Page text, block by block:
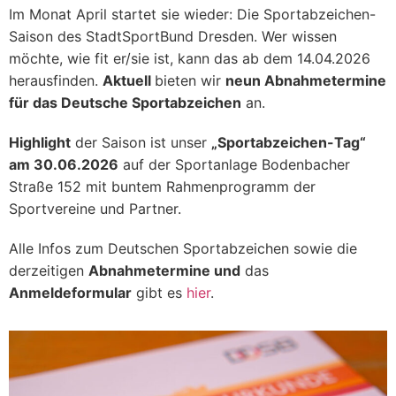
Im Monat April startet sie wieder: Die Sportabzeichen-
Saison des StadtSportBund Dresden. Wer wissen
möchte, wie fit er/sie ist, kann das ab dem 14.04.2026
herausfinden. Aktuell bieten wir neun Abnahmetermine
für das Deutsche Sportabzeichen an.
Highlight der Saison ist unser „Sportabzeichen-Tag“
am 30.06.2026 auf der Sportanlage Bodenbacher
Straße 152 mit buntem Rahmenprogramm der
Sportvereine und Partner.
Alle Infos zum Deutschen Sportabzeichen sowie die
derzeitigen Abnahmetermine und das
Anmeldeformular gibt es hier.